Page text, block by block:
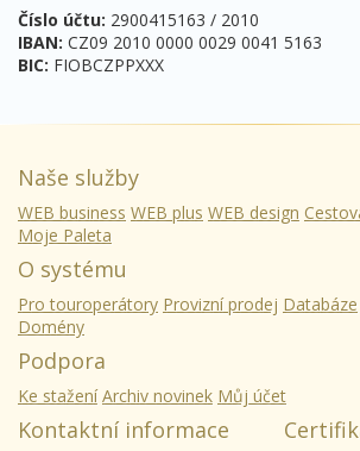
Číslo účtu: 2900415163 / 2010
IBAN: CZ09 2010 0000 0029 0041 5163
BIC: FIOBCZPPXXX
Naše služby
WEB business WEB plus WEB design
Moje Paleta
O systému
Pro touroperátory Provizní prodej Databáze
Domény
Podpora
Ke stažení Archiv novinek Můj účet
Kontaktní informace